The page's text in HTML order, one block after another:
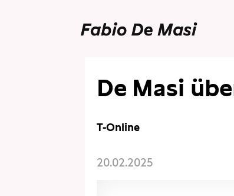
De Masi
T-Online
20.02.2025